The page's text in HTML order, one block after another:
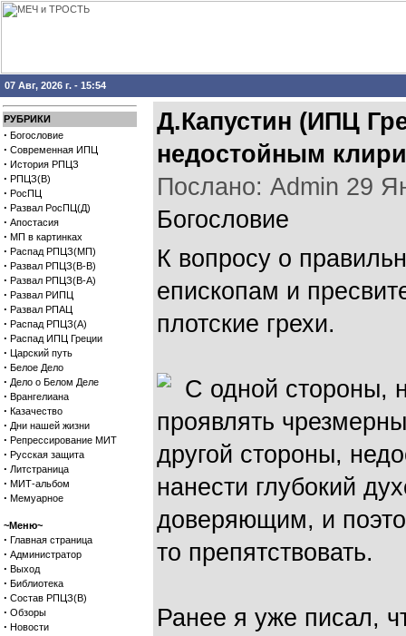
07 Авг, 2026 г. - 15:54
РУБРИКИ
· Богословие
· Современная ИПЦ
· История РПЦЗ
· РПЦЗ(В)
· РосПЦ
· Развал РосПЦ(Д)
· Апостасия
· МП в картинках
· Распад РПЦЗ(МП)
· Развал РПЦЗ(В-В)
· Развал РПЦЗ(В-А)
· Развал РИПЦ
· Развал РПАЦ
· Распад РПЦЗ(А)
· Распад ИПЦ Греции
· Царский путь
· Белое Дело
· Дело о Белом Деле
· Врангелиана
· Казачество
· Дни нашей жизни
· Репрессирование МИТ
· Русская защита
· Литстраница
· МИТ-альбом
· Мемуарное
~Меню~
· Главная страница
· Администратор
· Выход
· Библиотека
· Состав РПЦЗ(В)
· Обзоры
· Новости
Д.Капустин (ИПЦ
недостойным
Послано: Admin 29
Богословие
К вопросу о
епископам и
плотские грехи.
С одной стороны,
проявлять
другой стороны,
нанести глубокий
доверяющим, и
то препятствовать.
Ранее я уже писал,